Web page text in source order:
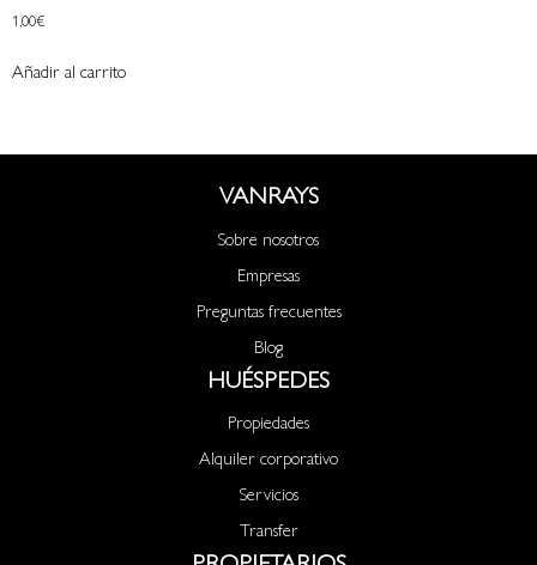
1,00€
Añadir al carrito
VANRAYS
Sobre nosotros
Empresas
Preguntas frecuentes
Blog
HUÉSPEDES
Propiedades
Alquiler corporativo
Servicios
Transfer